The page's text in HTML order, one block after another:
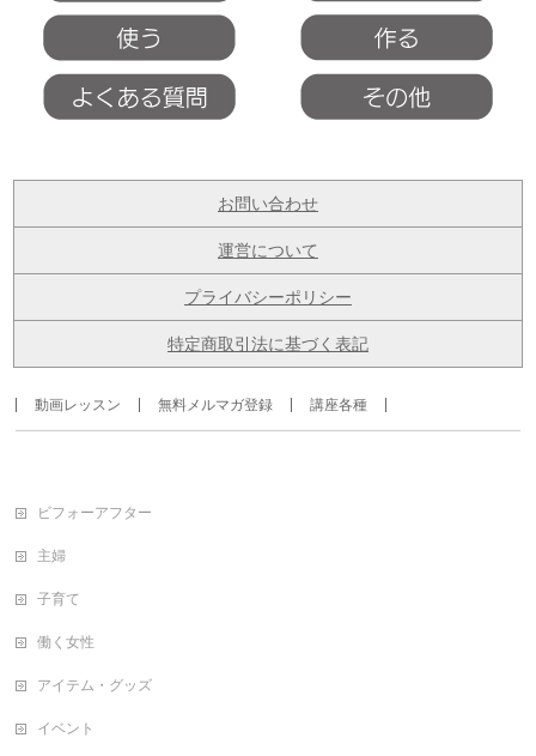
お問い合わせ
運営について
プライバシーポリシー
特定商取引法に基づく表記
動画レッスン 無料メルマガ登録 講座各種
ビフォーアフター
主婦
子育て
働く女性
アイテム・グッズ
イベント